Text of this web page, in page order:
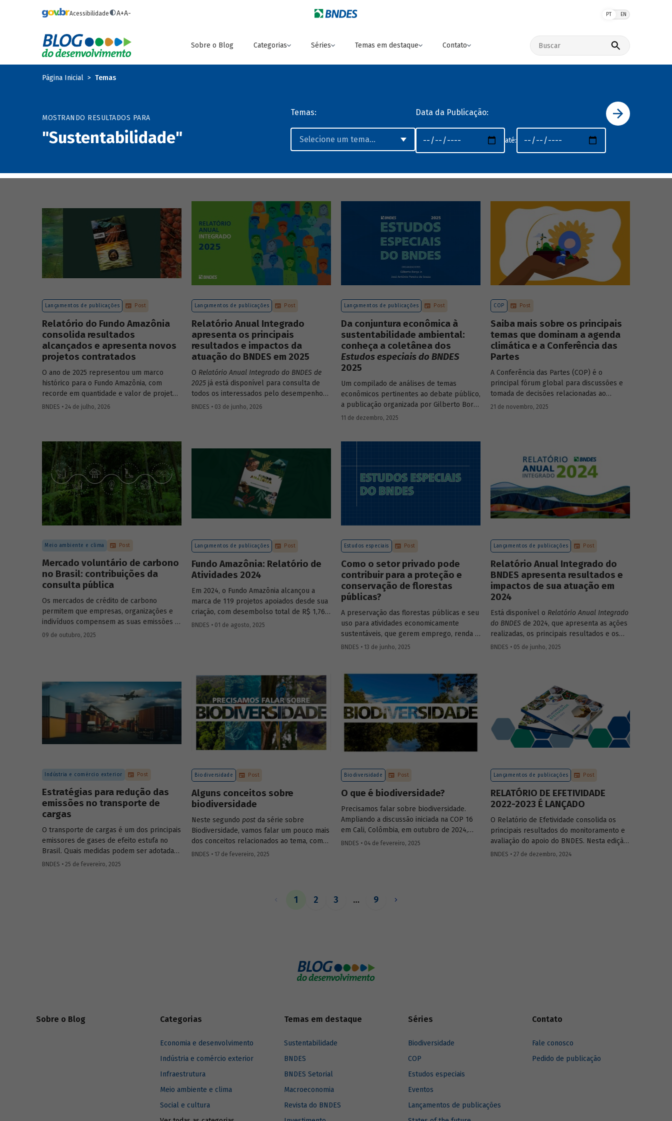
Acessibilidade A+A- PT EN
Sobre o Blog Categorias Séries Temas em destaque Contato
Buscar no site
Página Inicial Temas
MOSTRANDO RESULTADOS PARA
"Sustentabilidade"
Temas: Data da Publicação:
até:
Lançamentos de publicações Post
Relatório do Fundo Amazônia
consolida resultados
alcançados e apresenta novos
projetos contratados
O ano de 2025 representou um marco
histórico para o Fundo Amazônia, com
recorde em quantidade e valor de projetos
aprovados, assim como em desembolsos:
foram contratados 25 novos projetos.
BNDES • 24 de julho, 2026
Lançamentos de publicações Post
Relatório Anual Integrado
apresenta os principais
resultados e impactos da
atuação do BNDES em 2025
O Relatório Anual Integrado do BNDES de
2025 já está disponível para consulta de
todos os interessados pelo desempenho
do Banco, bem como por sua prestação de
forma consistente e sólida, mesmo diante
de cenários desafiadores.
BNDES • 03 de junho, 2026
Lançamentos de publicações Post
Da conjuntura econômica à
sustentabilidade ambiental:
conheça a coletânea dos
Estudos especiais do BNDES
2025
Um compilado de análises de temas
econômicos pertinentes ao debate público,
a publicação organizada por Gilberto Borça
e José Antônio Pereira de Souza,
11 de dezembro, 2025
COP Post
Saiba mais sobre os principais
temas que dominam a agenda
climática e a Conferência das
Partes
A Conferência das Partes (COP) é o
principal fórum global para discussões e
tomada de decisões relacionadas ao
enfrentamento da crise climática. Tendo em
compromissos, planos de ações e metas,
com prazos e recursos definidos.
21 de novembro, 2025
Meio ambiente e clima Post
Mercado voluntário de carbono
no Brasil: contribuições da
consulta pública
Os mercados de crédito de carbono
permitem que empresas, organizações e
indivíduos compensem as suas emissões a
partir da compra de créditos gerados por
voluntário do Brasil e reuniram
contribuições da sociedade civil,
especialistas e entidades do setor visando
avaliar os desafios e oportunidades desse
mercado. Conheça os resultados.
09 de outubro, 2025
Lançamentos de publicações Post
Fundo Amazônia: Relatório de
Atividades 2024
Em 2024, o Fundo Amazônia alcançou a
marca de 119 projetos apoiados desde sua
criação, com desembolso total de R$ 1,76
bilhão. Informações detalhadas sobre sua
BNDES • 01 de agosto, 2025
Estudos especiais Post
Como o setor privado pode
contribuir para a proteção e
conservação de florestas
públicas?
A preservação das florestas públicas e seu
uso para atividades economicamente
sustentáveis, que gerem emprego, renda e
desenvolvimento para a população que
desafio para a gestão e preservação das
florestas e da possibilidade de utilização
de instrumentos de parceria com o setor
privado para viabilizar o desenvolvimento
sustentável nessas regiões.
BNDES • 13 de junho, 2025
Lançamentos de publicações Post
Relatório Anual Integrado do
BNDES apresenta resultados e
impactos de sua atuação em
2024
Está disponível o Relatório Anual Integrado
do BNDES de 2024, que apresenta as ações
realizadas, os principais resultados e os
impactos de sua atuação no ano passado. O
vetor da neoindustrialização e do fomento
à inovação, à transição energética, à
economia verde e aos investimentos de
longo prazo.
BNDES • 05 de junho, 2025
Indústria e comércio exterior Post
Estratégias para redução das
emissões no transporte de
cargas
O transporte de cargas é um dos principais
emissores de gases de efeito estufa no
Brasil. Quais medidas podem ser adotadas
para reduzir seu impacto ambiental?
BNDES • 25 de fevereiro, 2025
Biodiversidade Post
Alguns conceitos sobre
biodiversidade
Neste segundo post da série sobre
Biodiversidade, vamos falar um pouco mais
dos conceitos relacionados ao tema, como
natureza, bioma, serviços ecossistêmicos,
BNDES • 17 de fevereiro, 2025
Biodiversidade Post
O que é biodiversidade?
Precisamos falar sobre biodiversidade.
Ampliando a discussão iniciada na COP 16
em Cali, Colômbia, em outubro de 2024,
publicaremos uma série de posts
relacionam com o assunto.
BNDES • 04 de fevereiro, 2025
Lançamentos de publicações Post
RELATÓRIO DE EFETIVIDADE
2022-2023 É LANÇADO
O Relatório de Efetividade consolida os
principais resultados do monitoramento e
avaliação do apoio do BNDES. Nesta edição,
são apresentados o desempenho
BNDES • 27 de dezembro, 2024
1 2 3 … 9
Sobre o Blog Categorias
Economia e desenvolvimento
Indústria e comércio exterior
Infraestrutura
Meio ambiente e clima
Social e cultura
Temas em destaque
Sustentabilidade
BNDES
BNDES Setorial
Macroeconomia
Revista do BNDES
Séries
Biodiversidade
COP
Estudos especiais
Eventos
Lançamentos de publicações
Contato
Fale conosco
Pedido de publicação